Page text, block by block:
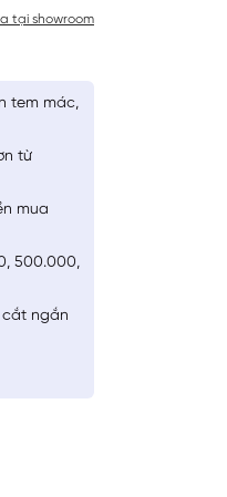
tại showroom
tem mác,
từ
mua
500.000,
ngắn